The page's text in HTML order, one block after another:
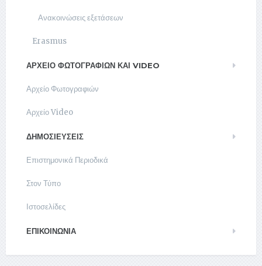
Ανακοινώσεις εξετάσεων
Erasmus
ΑΡΧΕΊΟ ΦΩΤΟΓΡΑΦΙΏΝ ΚΑΙ VIDEO
Αρχείο Φωτογραφιών
Αρχείο Video
ΔΗΜΟΣΙΕΥΣΕΙΣ
Επιστημονικά Περιοδικά
Στον Τύπο
Ιστοσελίδες
ΕΠΙΚΟΙΝΩΝΊΑ